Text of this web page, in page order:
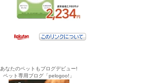
あなたのペットもブログデビュー!
ペット専用ブログ「pelogoo!」